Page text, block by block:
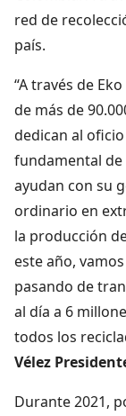
red de
país.
“A través de
de más de
dedican al
fundamental de
ayudan con su
ordinario en
la producción
este año,
pasando de
al día a 6
todos los
Vélez
Durante 2021,